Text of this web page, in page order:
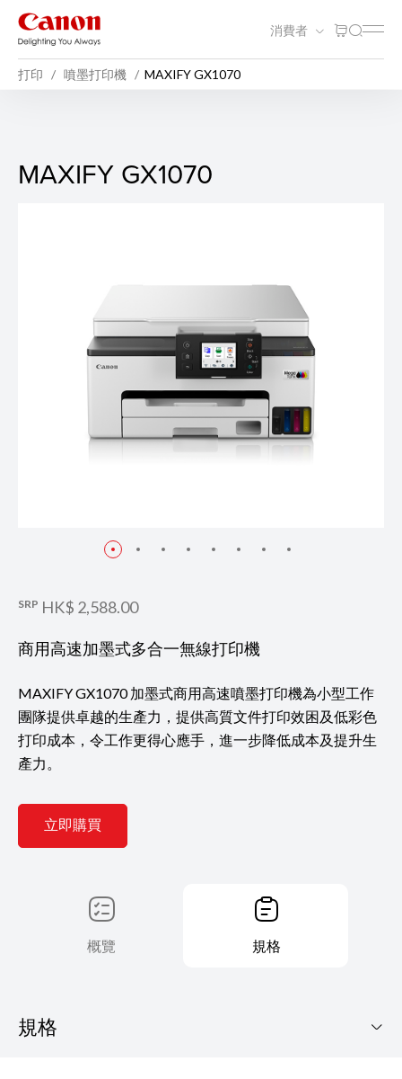
消費者
打印 噴墨打印機 MAXIFY GX1070
MAXIFY GX1070
MAXIFY GX1070
SRP HK$ 2,588.00
商用高速加墨式多合一無線打印機
MAXIFY GX1070 加墨式商用高速噴墨打印機為小型工作
團隊提供卓越的生產力，提供高質文件打印效困及低彩色
打印成本，令工作更得心應手，進一步降低成本及提升生
產力。
立即購買
概覽 規格
規格